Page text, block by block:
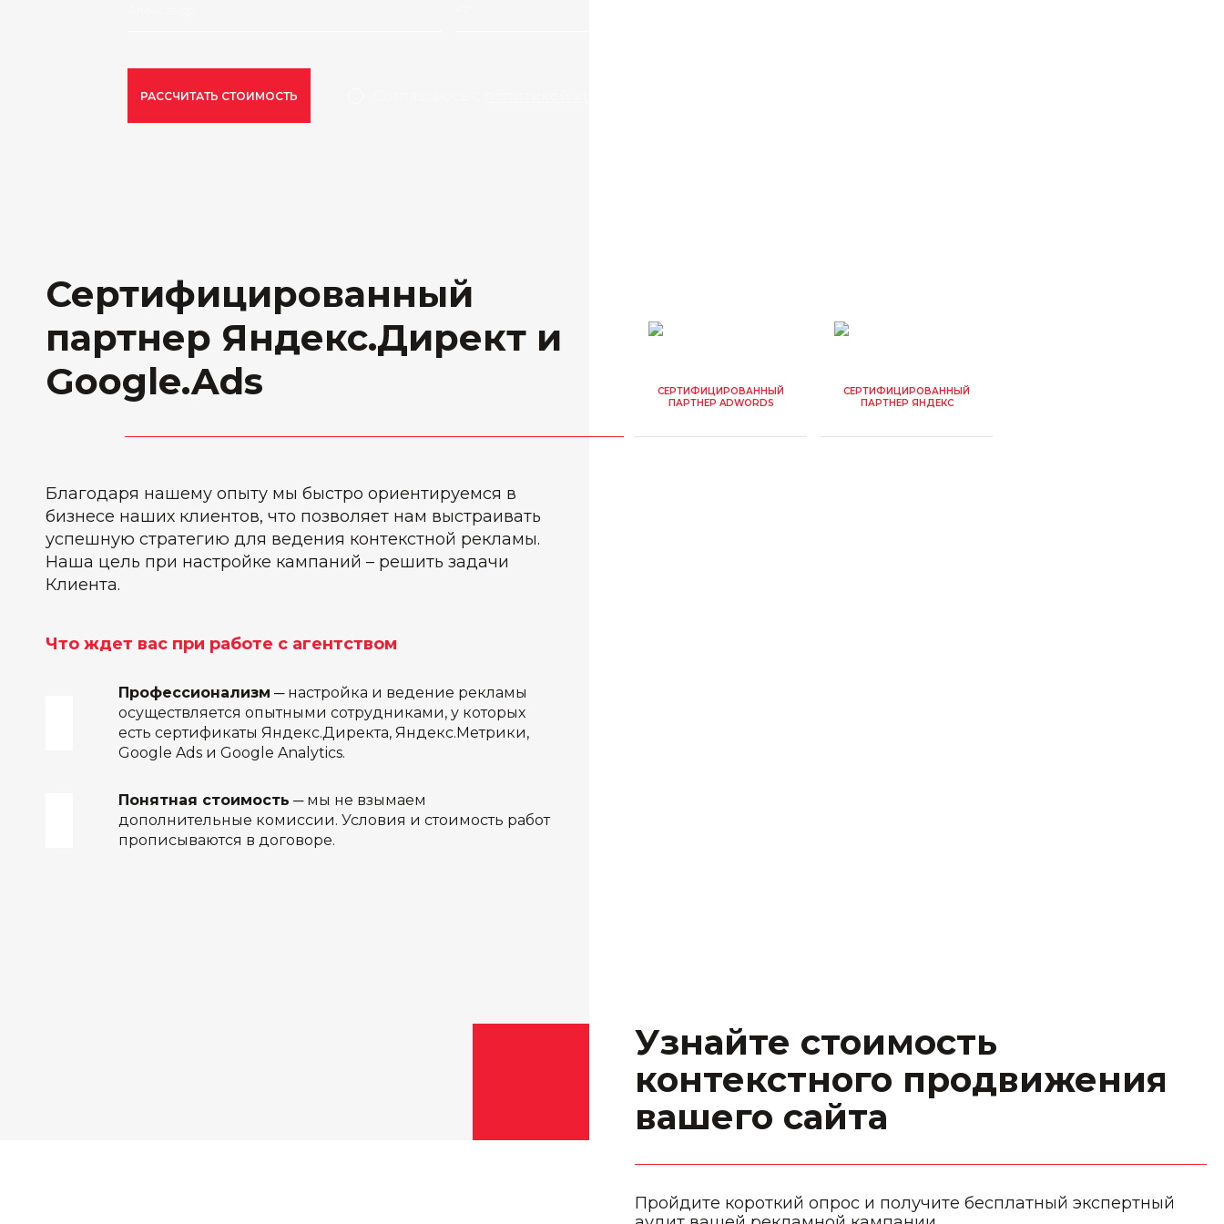
РАССЧИТАТЬ СТОИМОСТЬ
Сертифицированный
партнер Яндекс.Директ и
Google.Ads
СЕРТИФИЦИРОВАННЫЙ
ПАРТНЕР ADWORDS
СЕРТИФИЦИРОВАННЫЙ
ПАРТНЕР ЯНДЕКС
Благодаря нашему опыту мы быстро ориентируемся в
бизнесе наших клиентов, что позволяет нам выстраивать
успешную стратегию для ведения контекстной рекламы.
Наша цель при настройке кампаний – решить задачи
Клиента.
Что ждет вас при работе с агентством
Профессионализм ─ настройка и ведение рекламы
осуществляется опытными сотрудниками, у которых
есть сертификаты Яндекс.Директа, Яндекс.Метрики,
Google Ads и Google Analytics.
Понятная стоимость ─ мы не взымаем
дополнительные комиссии. Условия и стоимость работ
прописываются в договоре.
Узнайте стоимость
контекстного продвижения
вашего сайта
Пройдите короткий опрос и получите бесплатный экспертный